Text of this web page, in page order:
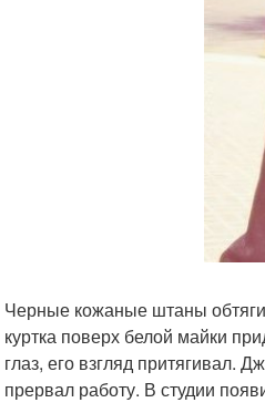
Черные кожаные штаны
куртка поверх белой майки
глаз, его взгляд притягивал.
прервал работу. В студии